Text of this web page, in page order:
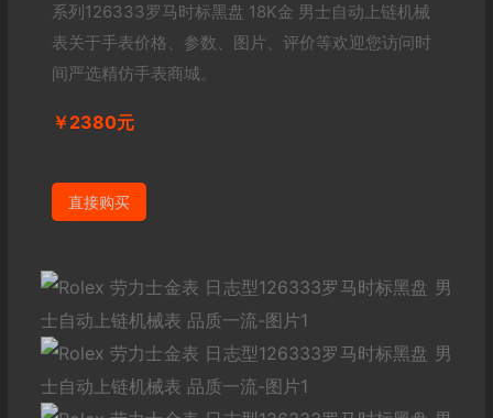
系列126333罗马时标黑盘 18K金 男士自动上链机械
表关于手表价格、参数、图片、评价等欢迎您访问时
间严选精仿手表商城。
￥2380元
直接购买